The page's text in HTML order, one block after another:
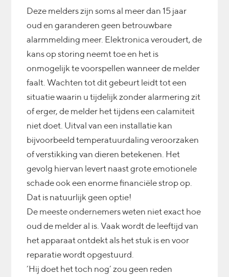
ONTVANG € 100,-
CASHBACK OP UW
AANSCHAF VAN DE
OCTALARM-TOUCH
Deze melders zijn soms al meer dan 15 jaar
oud en garanderen geen betrouwbare
alarmmelding meer. Elektronica veroudert, de
kans op storing neemt toe en het is
onmogelijk te voorspellen wanneer de melder
faalt. Wachten tot dit gebeurt leidt tot een
situatie waarin u tijdelijk zonder alarmering zit
of erger, de melder het tijdens een calamiteit
niet doet. Uitval van een installatie kan
bijvoorbeeld temperatuurdaling veroorzaken
of verstikking van dieren betekenen. Het
gevolg hiervan levert naast grote emotionele
schade ook een enorme financiële strop op.
Dat is natuurlijk geen optie!
De meeste ondernemers weten niet exact hoe
oud de melder al is. Vaak wordt de leeftijd van
het apparaat ontdekt als het stuk is en voor
reparatie wordt opgestuurd.
‘Hij doet het toch nog’ zou geen reden